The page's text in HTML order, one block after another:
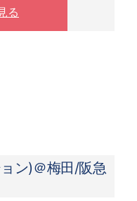
る
ン)＠梅田/阪急